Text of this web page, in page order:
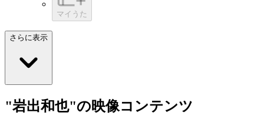
マイうた
さらに表示
"岩出和也"の映像コンテンツ